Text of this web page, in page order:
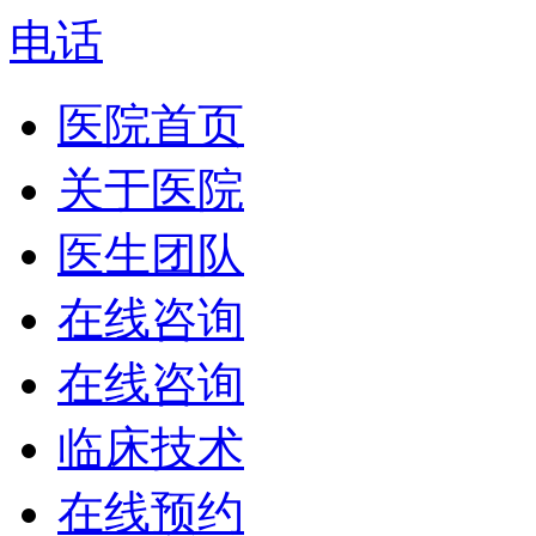
电话
医院首页
关于医院
医生团队
在线咨询
在线咨询
临床技术
在线预约